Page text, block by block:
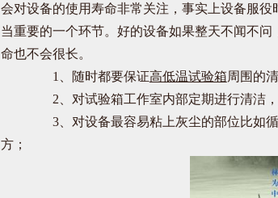
会对设备的使用寿命非常关注，事实上设备服
当重要的一个环节。好的设备如果整天不闻不
命也不会很长。
1、随时都要保证高低温试验箱周围的
2、对试验箱工作室内部定期进行清洁，
3、对设备最容易粘上灰尘的部位比如循
方；